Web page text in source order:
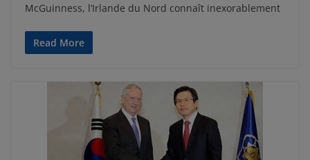
McGuinness, l’Irlande du Nord connaît inexorablement
Read More